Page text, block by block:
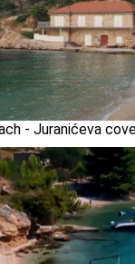
- Juranićeva